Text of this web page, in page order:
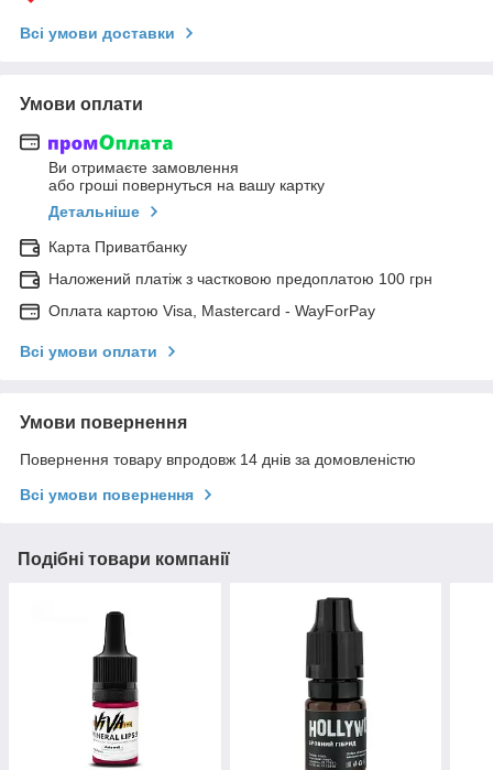
Всі умови доставки
Умови оплати
Ви отримаєте замовлення
або гроші повернуться на вашу картку
Детальніше
Карта Приватбанку
Наложений платіж з частковою предоплатою 100 грн
Оплата картою Visa, Mastercard - WayForPay
Всі умови оплати
Умови повернення
Повернення товару впродовж 14 днів за домовленістю
Всі умови повернення
Подібні товари компанії